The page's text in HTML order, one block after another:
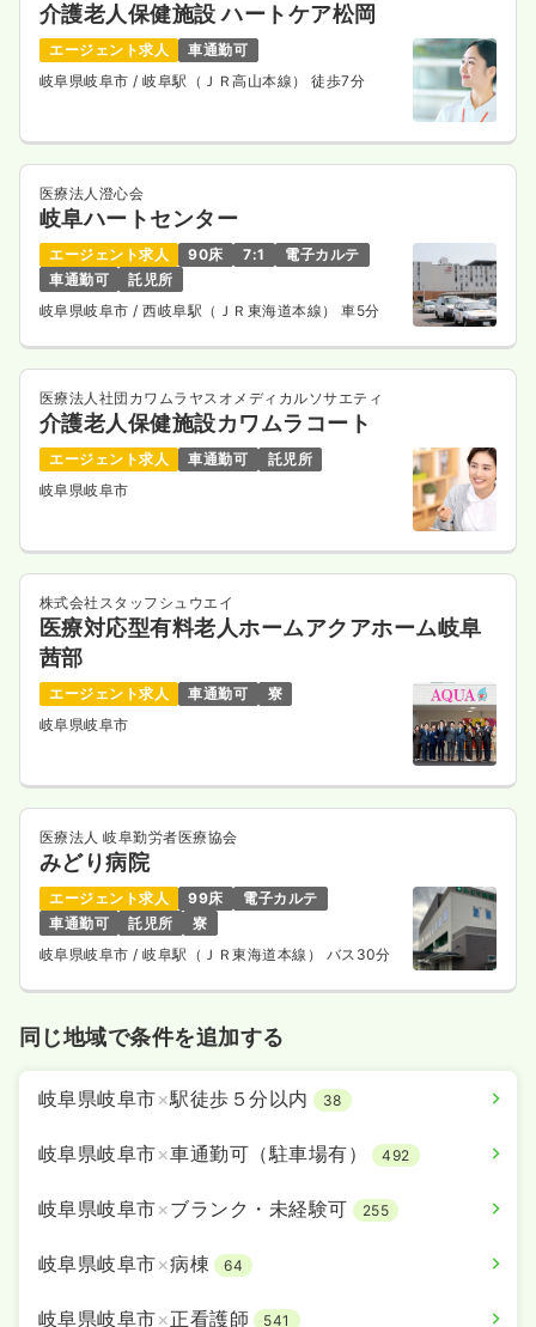
介護老人保健施設 ハートケア松岡
エージェント求人
車通勤可
岐阜県岐阜市/ 岐阜駅（ＪＲ高山本線） 徒歩7分
医療法人澄心会
岐阜ハートセンター
エージェント求人 90床 7:1
電子カルテ
車通勤可
託児所
岐阜県岐阜市 / 西岐阜駅（ＪＲ東海道本線） 車5分
医療法人社団カワムラヤスオメディカルソサエティ
介護老人保健施設カワムラコート
エージェント求人 車通勤可
託児所
岐阜県岐阜市
株式会社スタッフシュウエイ
医療対応型有料老人ホームアクアホーム岐阜
茜部
エージェント求人 車通勤可
寮
岐阜県岐阜市
医療法人 岐阜勤労者医療協会
みどり病院
エージェント求人 99床
電子カルテ
車通勤可
託児所
寮
岐阜県岐阜市 / 岐阜駅（ＪＲ東海道本線） バス30分
同じ地域で条件を追加する
岐阜県岐阜市×駅徒歩５分以内 38
岐阜県岐阜市×車通勤可（駐車場有） 492
岐阜県岐阜市×ブランク・未経験可 255
岐阜県岐阜市×病棟 64
岐阜県岐阜市×正看護師 541